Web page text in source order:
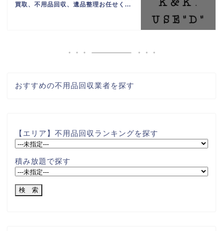
買取、不用品回収、遺品整理お任せく...
おすすめの不用品回収業者を探す
【エリア】不用品回収ランキングを探す
積み放題で探す